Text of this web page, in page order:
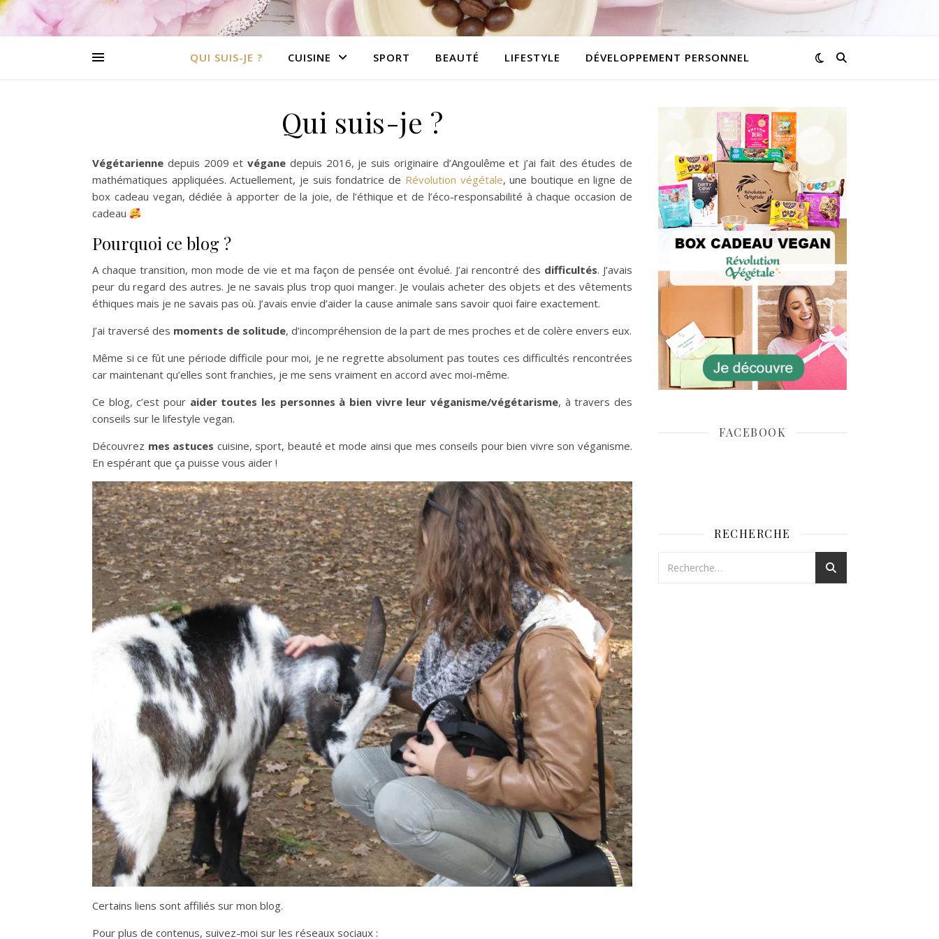
QUI SUIS-JE ? CUISINE SPORT BEAUTÉ LIFESTYLE DÉVELOPPEMENT PERSONNEL
Qui suis-je ?
Végétarienne depuis 2009 et végane depuis 2016, je suis originaire d’Angoulême et j’ai fait des études de
mathématiques appliquées. Actuellement, je suis fondatrice de Révolution végétale, une boutique en ligne de
box cadeau vegan, dédiée à apporter de la joie, de l’éthique et de l’éco-responsabilité à chaque occasion de
cadeau
Pourquoi ce blog ?
A chaque transition, mon mode de vie et ma façon de pensée ont évolué. J’ai rencontré des difficultés. J’avais
peur du regard des autres. Je ne savais plus trop quoi manger. Je voulais acheter des objets et des vêtements
éthiques mais je ne savais pas où. J’avais envie d’aider la cause animale sans savoir quoi faire exactement.
J’ai traversé des moments de solitude, d’incompréhension de la part de mes proches et de colère envers eux.
Même si ce fût une période difficile pour moi, je ne regrette absolument pas toutes ces difficultés rencontrées
car maintenant qu’elles sont franchies, je me sens vraiment en accord avec moi-même.
Ce blog, c’est pour aider toutes les personnes à bien vivre leur véganisme/végétarisme, à travers des
conseils sur le lifestyle vegan.
Découvrez mes astuces cuisine, sport, beauté et mode ainsi que mes conseils pour bien vivre son véganisme.
En espérant que ça puisse vous aider !
Certains liens sont affiliés sur mon blog.
Pour plus de contenus, suivez-moi sur les réseaux sociaux :
FACEBOOK
RECHERCHE